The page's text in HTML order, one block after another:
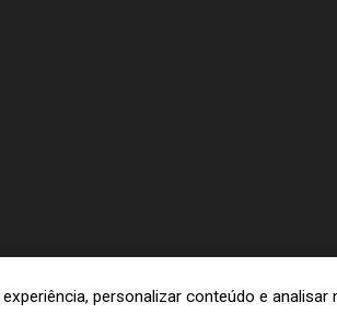
personalizar conteúdo e